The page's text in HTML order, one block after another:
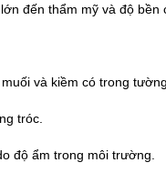
đến thẩm mỹ và độ bền
và kiềm có trong
tróc.
độ ẩm trong môi trường.